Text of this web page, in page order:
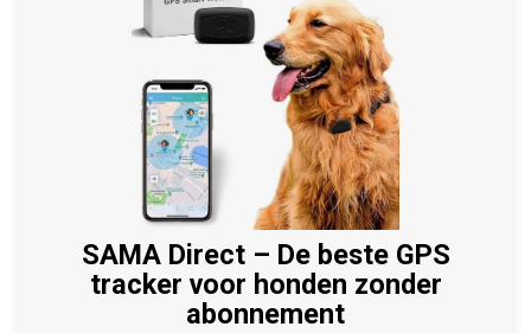
SAMA Direct – De beste GPS
tracker voor honden zonder
abonnement